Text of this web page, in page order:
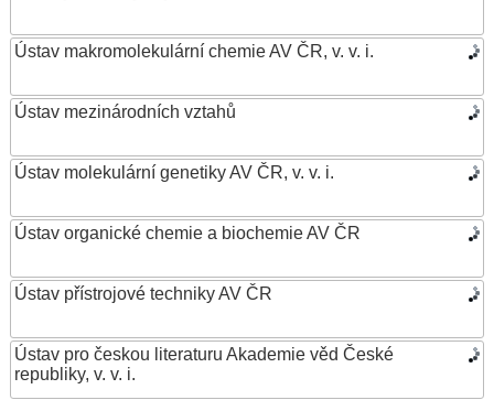
Ústav makromolekulární chemie AV ČR, v. v. i.
Ústav mezinárodních vztahů
Ústav molekulární genetiky AV ČR, v. v. i.
Ústav organické chemie a biochemie AV ČR
Ústav přístrojové techniky AV ČR
Ústav pro českou literaturu Akademie věd České
republiky, v. v. i.